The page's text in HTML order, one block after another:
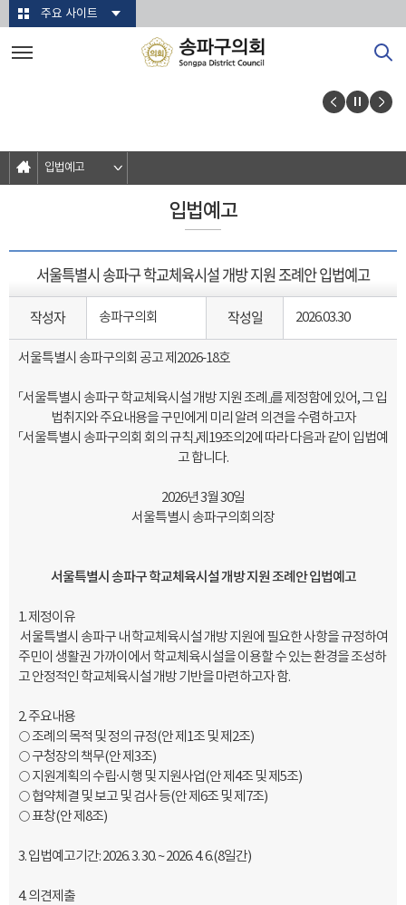
본문바로가기주요 사이트
입법예고
입법예고
서울특별시 송파구 학교체육시설 개방 지원 조례안 입법예고
작성자 송파구의회 작성일 2026.03.30
서울특별시 송파구의회 공고 제2026-18호
「서울특별시 송파구 학교체육시설 개방 지원 조례」를 제정함에 있어, 그 입
법취지와 주요내용을 구민에게 미리 알려 의견을 수렴하고자
「서울특별시 송파구의회 회의 규칙」제19조의2에 따라 다음과 같이 입법예
고 합니다.
2026년 3월 30일
서울특별시 송파구의회의장
서울특별시 송파구 학교체육시설 개방 지원 조례안 입법예고
1. 제정이유
서울특별시 송파구 내 학교체육시설 개방 지원에 필요한 사항을 규정하여
주민이 생활권 가까이에서 학교체육시설을 이용할 수 있는 환경을 조성하
고 안정적인 학교체육시설 개방 기반을 마련하고자 함.
2. 주요내용
○ 조례의 목적 및 정의 규정(안 제1조 및 제2조)
○ 구청장의 책무(안 제3조)
○ 지원계획의 수립·시행 및 지원사업(안 제4조 및 제5조)
○ 협약체결 및 보고 및 검사 등(안 제6조 및 제7조)
○ 표창(안 제8조)
3. 입법예고기간: 2026. 3. 30. ~ 2026. 4. 6.(8일간)
4. 의견제출